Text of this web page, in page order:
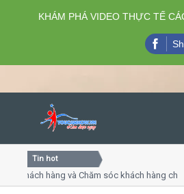
Close
Tin hot
hàng và Chăm sóc khách hàng chuyên
KHÁM PHÁ VIDEO THỰC TẾ